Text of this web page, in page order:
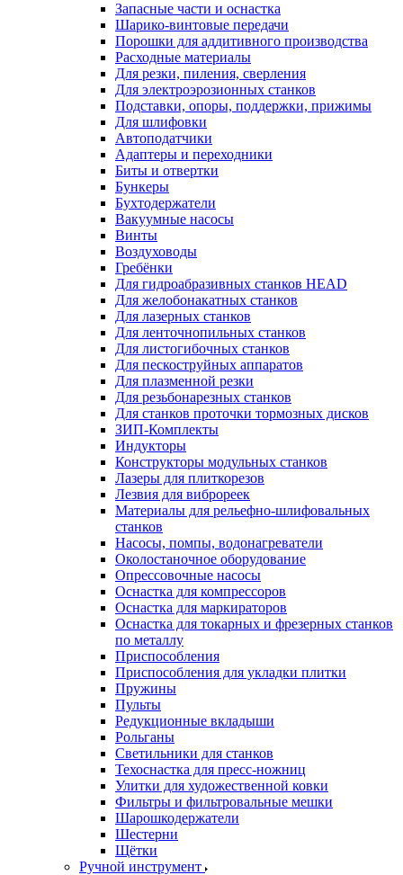
Запасные части и оснастка
Шарико-винтовые передачи
Порошки для аддитивного производства
Расходные материалы
Для резки, пиления, сверления
Для электроэрозионных станков
Подставки, опоры, поддержки, прижимы
Для шлифовки
Автоподатчики
Адаптеры и переходники
Биты и отвертки
Бункеры
Бухтодержатели
Вакуумные насосы
Винты
Воздуховоды
Гребёнки
Для гидроабразивных станков HEAD
Для желобонакатных станков
Для лазерных станков
Для ленточнопильных станков
Для листогибочных станков
Для пескоструйных аппаратов
Для плазменной резки
Для резьбонарезных станков
Для станков проточки тормозных дисков
ЗИП-Комплекты
Индукторы
Конструкторы модульных станков
Лазеры для плиткорезов
Лезвия для виброреек
Материалы для рельефно-шлифовальных
станков
Насосы, помпы, водонагреватели
Околостаночное оборудование
Опрессовочные насосы
Оснастка для компрессоров
Оснастка для маркираторов
Оснастка для токарных и фрезерных станков
по металлу
Приспособления
Приспособления для укладки плитки
Пружины
Пульты
Редукционные вкладыши
Рольганы
Светильники для станков
Техоснастка для пресс-ножниц
Улитки для художественной ковки
Фильтры и фильтровальные мешки
Шарошкодержатели
Шестерни
Щётки
Ручной инструмент